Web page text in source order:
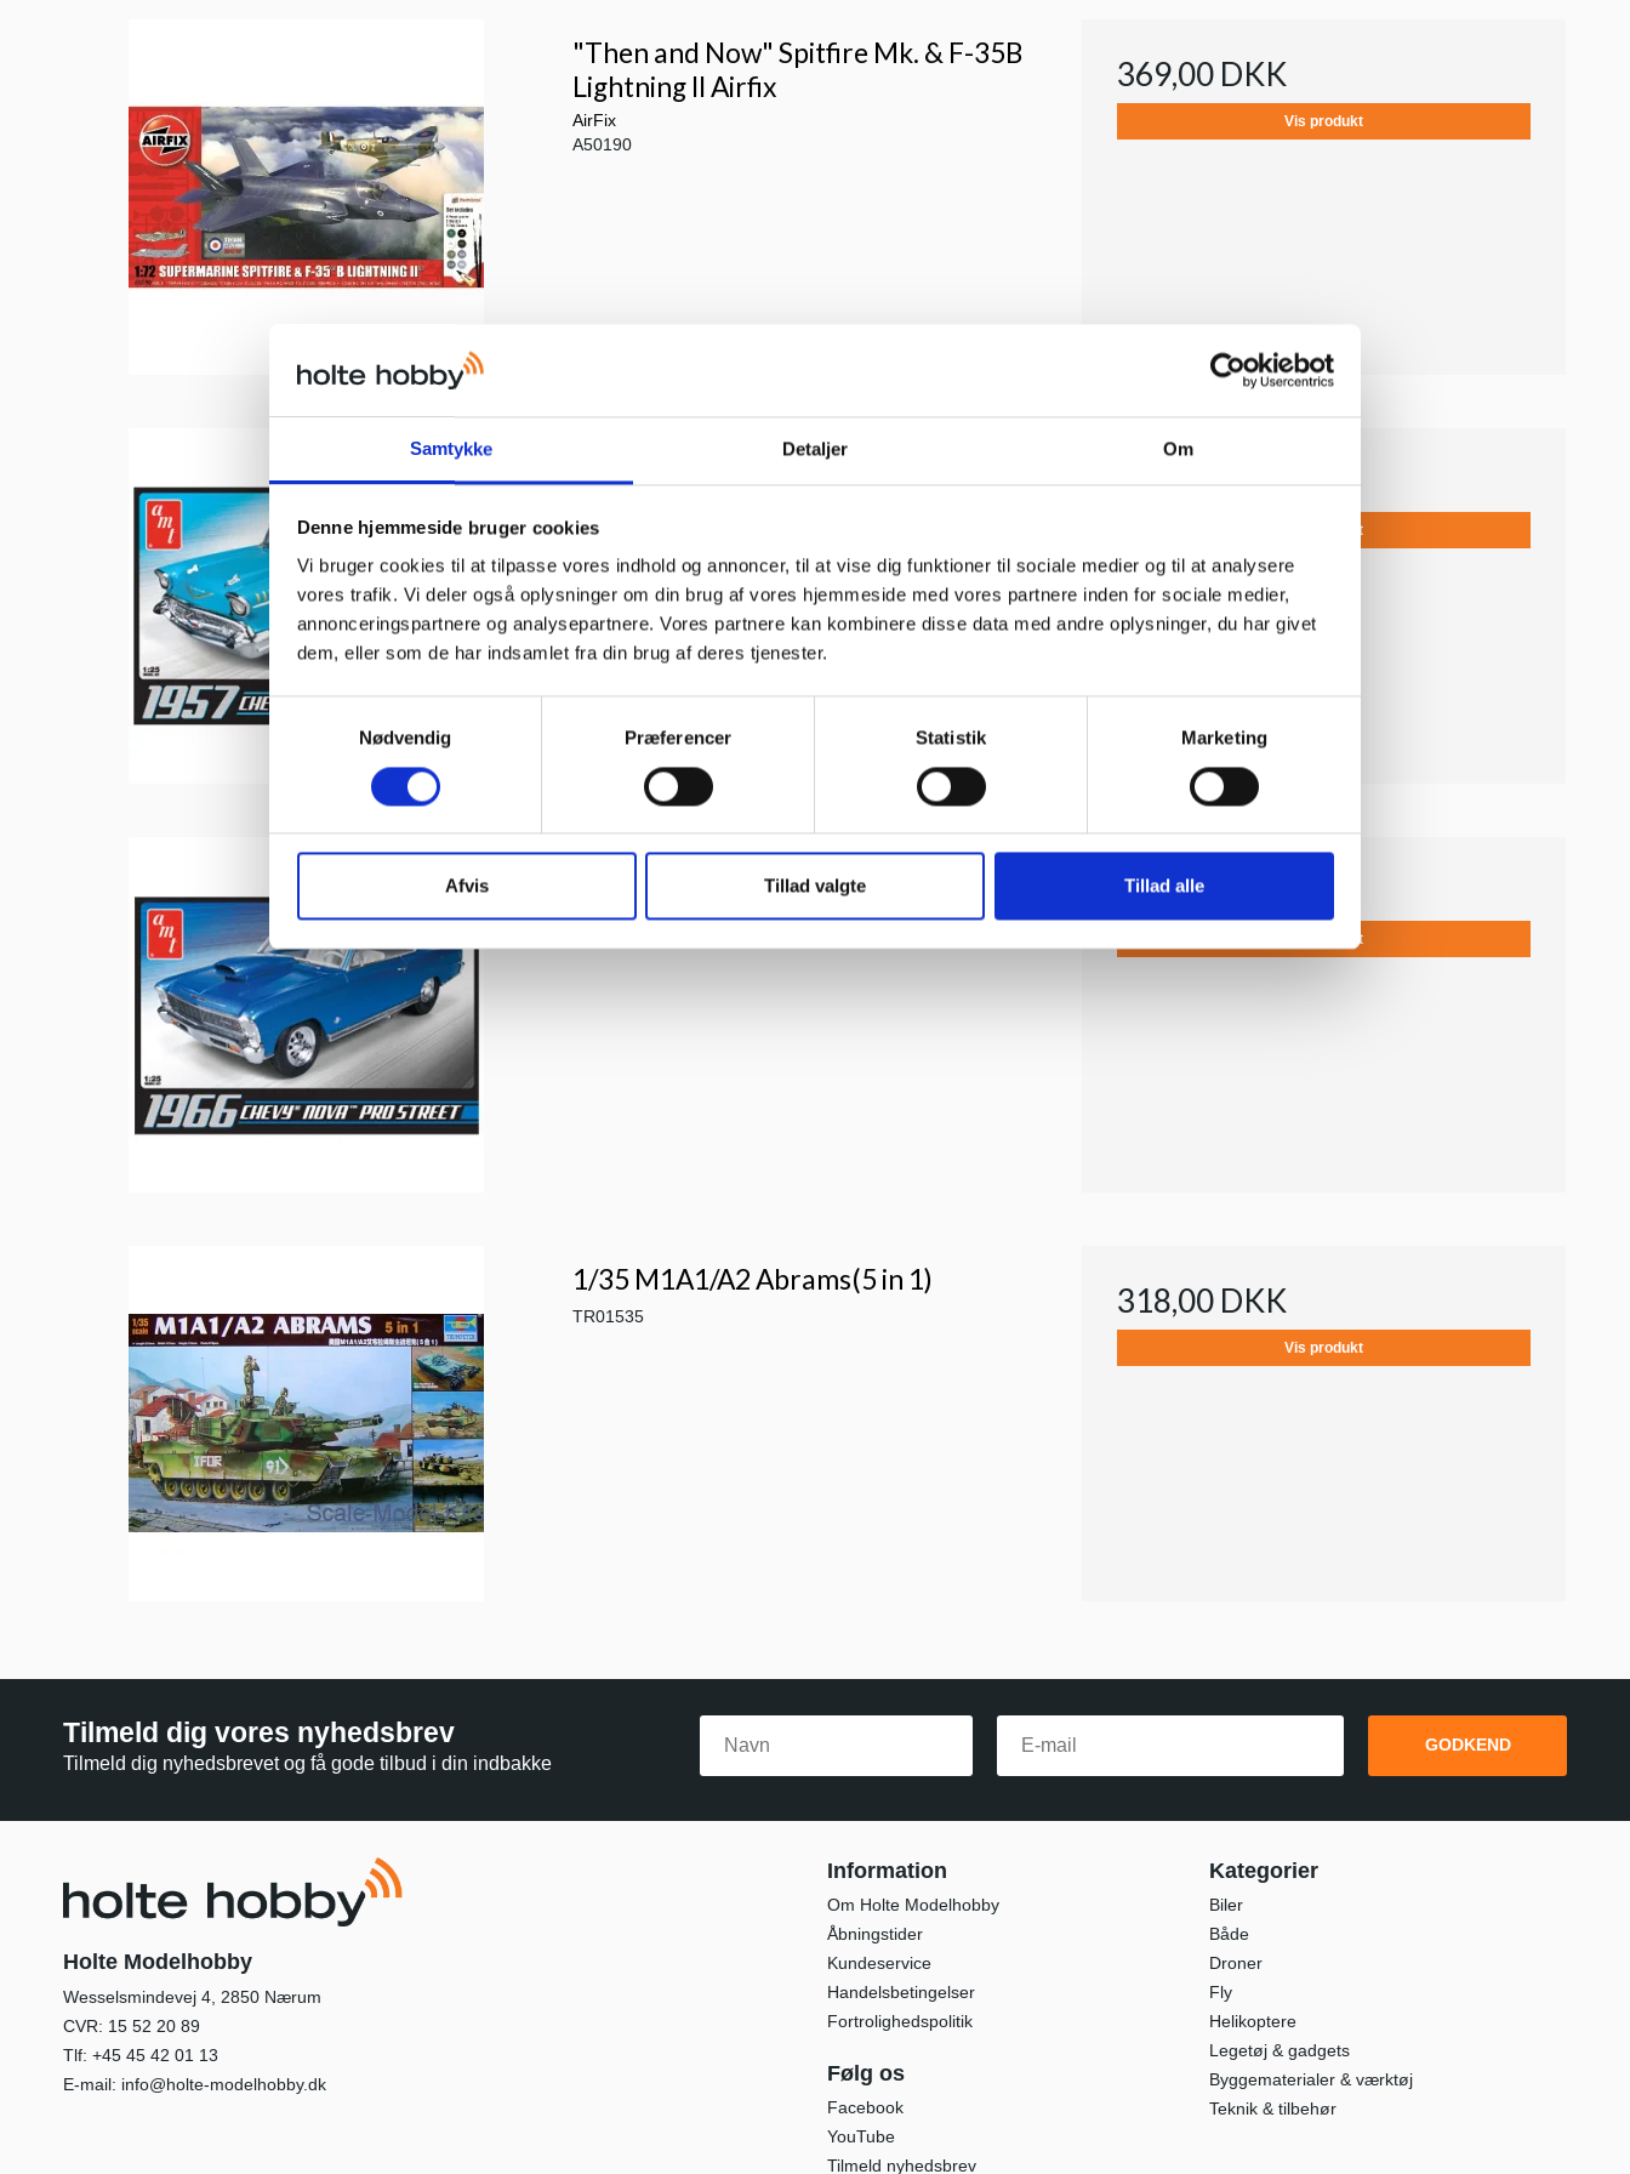
Samtykke Detaljer Om
Denne hjemmeside bruger cookies
Vi bruger cookies til at tilpasse vores indhold og annoncer, til at vise dig funktioner til sociale medier og til at analysere
vores trafik. Vi deler også oplysninger om din brug af vores hjemmeside med vores partnere inden for sociale medier,
annonceringspartnere og analysepartnere. Vores partnere kan kombinere disse data med andre oplysninger, du har givet
dem, eller som de har indsamlet fra din brug af deres tjenester.
S
v
a
l
Nødvendig Præferencer Statistik Marketing
Afvis Tillad valgte Tillad alle
"Then and Now" Spitfire Mk. & F-35B
Lightning II Airfix
AirFix
A50190
369,00 DKK
Vis produkt
1/25 Chevy bel air 1957
AMT638
289,00 DKK
Vis produkt
1/25 Chevy nova pro street 1966
199,00 DKK
Vis produkt
1/35 M1A1/A2 Abrams(5 in 1)
TR01535 318,00 DKK
Vis produkt
Tilmeld dig vores nyhedsbrev
Tilmeld dig nyhedsbrevet og få gode tilbud i din indbakke
GODKEND
Holte Modelhobby
Wesselsmindevej 4, 2850 Nærum
CVR: 15 52 20 89
Tlf: +45 45 42 01 13
E-mail: info@holte-modelhobby.dk
Information
Om Holte Modelhobby
Åbningstider
Kundeservice
Handelsbetingelser
Fortrolighedspolitik
Følg os
Facebook
YouTube
Tilmeld nyhedsbrev
Kategorier
Biler
Både
Droner
Fly
Helikoptere
Legetøj & gadgets
Byggematerialer & værktøj
Teknik & tilbehør